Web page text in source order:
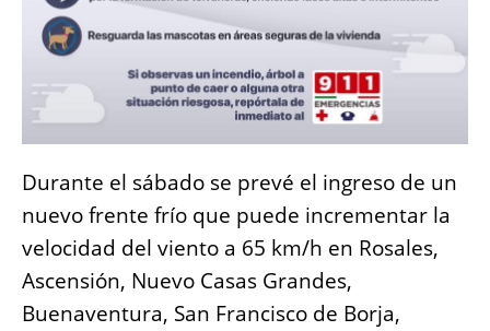
Durante el sábado se prevé el ingreso de un
nuevo frente frío que puede incrementar la
velocidad del viento a 65 km/h en Rosales,
Ascensión, Nuevo Casas Grandes,
Buenaventura, San Francisco de Borja,